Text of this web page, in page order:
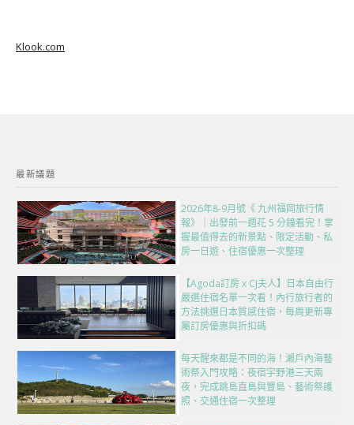
Klook.com
最新議題
2026年8-9月號《 九州福岡旅行情
報》｜出發前一週花 5 分鐘看完！掌
握最值得去的新景點、限定活動、私
房一日遊、住宿優惠一次整理
【Agoda訂房 x CJ夫人】日本自由行
嚴選住宿名單一次看！內行旅行者的
方法挑選日本質感住宿，每周更新專
屬訂房優惠與折扣碼
每天醒來都是不同的海！瀨戶內海藝
術祭入門攻略：夜宿宇野港三天兩
夜，完成跳島直島與豐島、藝術祭護
照、交通住宿一次整理